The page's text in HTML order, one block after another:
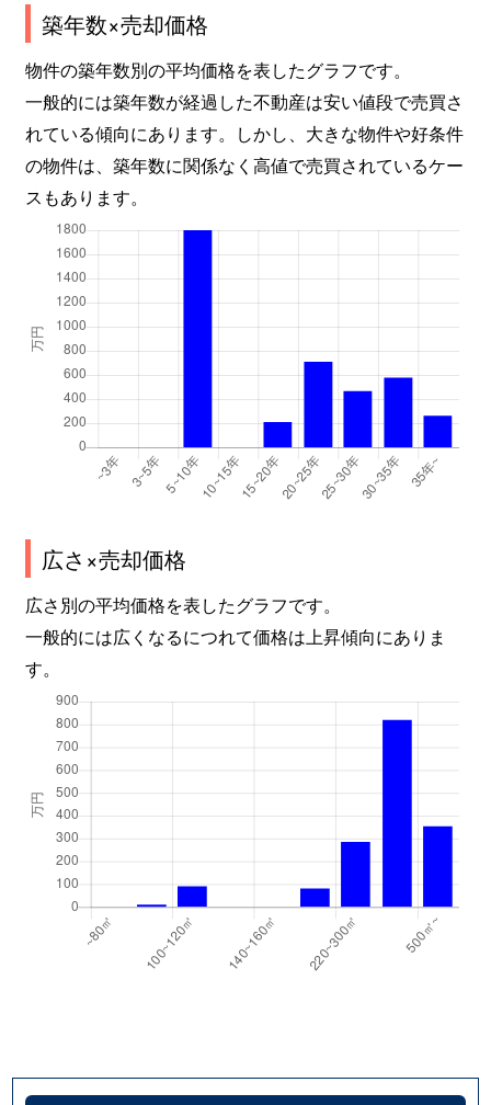
築年数×売却価格
物件の築年数別の平均価格を表したグラフです。
一般的には築年数が経過した不動産は安い値段で売買さ
れている傾向にあります。しかし、大きな物件や好条件
の物件は、築年数に関係なく高値で売買されているケー
スもあります。
広さ×売却価格
広さ別の平均価格を表したグラフです。
一般的には広くなるにつれて価格は上昇傾向にありま
す。